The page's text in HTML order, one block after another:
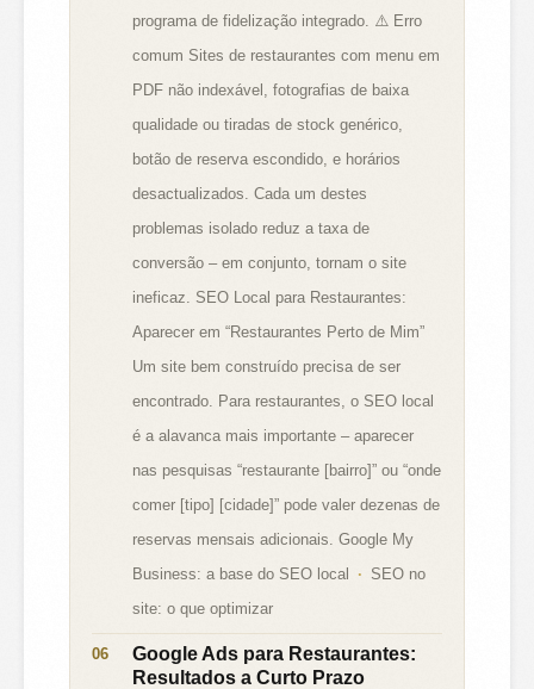
programa de fidelização integrado. ⚠️ Erro
comum Sites de restaurantes com menu em
PDF não indexável, fotografias de baixa
qualidade ou tiradas de stock genérico,
botão de reserva escondido, e horários
desactualizados. Cada um destes
problemas isolado reduz a taxa de
conversão – em conjunto, tornam o site
ineficaz. SEO Local para Restaurantes:
Aparecer em “Restaurantes Perto de Mim”
Um site bem construído precisa de ser
encontrado. Para restaurantes, o SEO local
é a alavanca mais importante – aparecer
nas pesquisas “restaurante [bairro]” ou “onde
comer [tipo] [cidade]” pode valer dezenas de
reservas mensais adicionais. Google My
Business: a base do SEO local
SEO no
site: o que optimizar
Google Ads para Restaurantes:
Resultados a Curto Prazo